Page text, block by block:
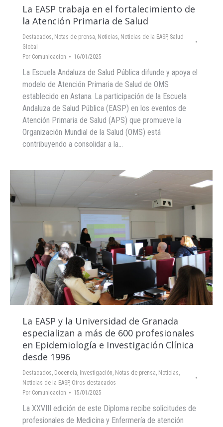
La EASP trabaja en el fortalecimiento de
la Atención Primaria de Salud
Destacados, Notas de prensa, Noticias, Noticias de la EASP, Salud
Global
Por Comunicacion 16/01/2025
La Escuela Andaluza de Salud Pública difunde y apoya el
modelo de Atención Primaria de Salud de OMS
establecido en Astana. La participación de la Escuela
Andaluza de Salud Pública (EASP) en los eventos de
Atención Primaria de Salud (APS) que promueve la
Organización Mundial de la Salud (OMS) está
contribuyendo a consolidar a la…
La EASP y la Universidad de Granada
especializan a más de 600 profesionales
en Epidemiología e Investigación Clínica
desde 1996
Destacados, Docencia, Investigación, Notas de prensa, Noticias,
Noticias de la EASP, Otros destacados
Por Comunicacion 15/01/2025
La XXVIII edición de este Diploma recibe solicitudes de
profesionales de Medicina y Enfermería de atención